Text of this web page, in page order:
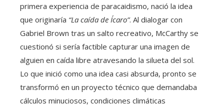
primera experiencia de paracaidismo, nació la idea
que originaría “La caída de Ícaro”. Al dialogar con
Gabriel Brown tras un salto recreativo, McCarthy se
cuestionó si sería factible capturar una imagen de
alguien en caída libre atravesando la silueta del sol.
Lo que inició como una idea casi absurda, pronto se
transformó en un proyecto técnico que demandaba
cálculos minuciosos, condiciones climáticas